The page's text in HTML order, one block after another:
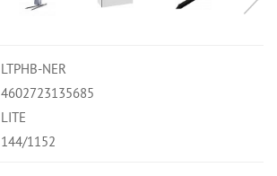
LTPHB-NER
4602723135685
LITE
144/1152